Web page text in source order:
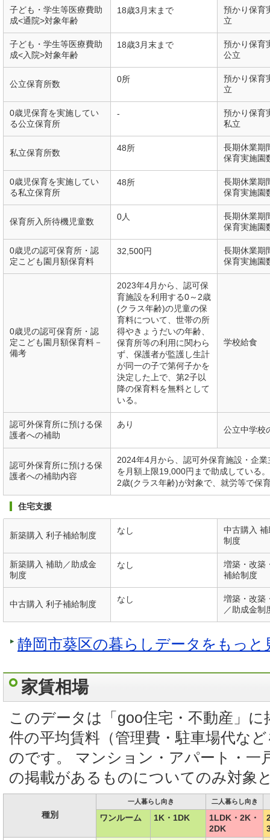
子ども・学生等医療費助
成<通院>対象年齢
18歳3月末まで
預かり保育
立
子ども・学生等医療費助
成<入院>対象年齢
18歳3月末まで
預かり保育
公立
公立保育所数 0所
預かり保育
立
0歳児保育を実施してい
る公立保育所
-
預かり保育
私立
私立保育所数 48所
長期休業期
保育実施園
0歳児保育を実施してい
る私立保育所
48所
長期休業期
保育実施園
保育所入所待機児童数 0人
長期休業期
保育実施園
0歳児の認可保育所・認
定こども園月額保育料
32,500円
長期休業期
保育実施園
0歳児の認可保育所・認
定こども園月額保育料－
備考
2023年4月から、認可保
育施設を利用する0～2歳
(クラス年齢)の児童の保
育料について、世帯の所
得やきょうだいの年齢、
保育所等の利用に関わら
ず、保護者が監護し生計
が同一の子で第何子かを
決定した上で、第2子以
降の保育料を無料として
いる。
学校給食
認可外保育所に預ける保
護者への補助
あり
公立中学校
認可外保育所に預ける保
護者への補助内容
2024年4月から、認可外保育施設・企
を月額上限19,000円まで助成している
2歳(クラス年齢)が対象で、就労等で保
住宅支援
新築購入 利子補給制度 なし
中古購入
制度
新築購入 補助／助成金
制度
なし
増築・改築
補給制度
中古購入 利子補給制度 なし
増築・改築
／助成金制
静岡市葵区の暮らしデータをもっと
家賃相場
このデータは「goo住宅・不動産」
件の平均賃料（管理費・駐車場代な
のです。 マンション・アパート・一
の掲載があるものについてのみ対象
種別
一人暮らし向き 二人暮らし向き
ワンルーム 1K・1DK
1LDK・2K・
2DK